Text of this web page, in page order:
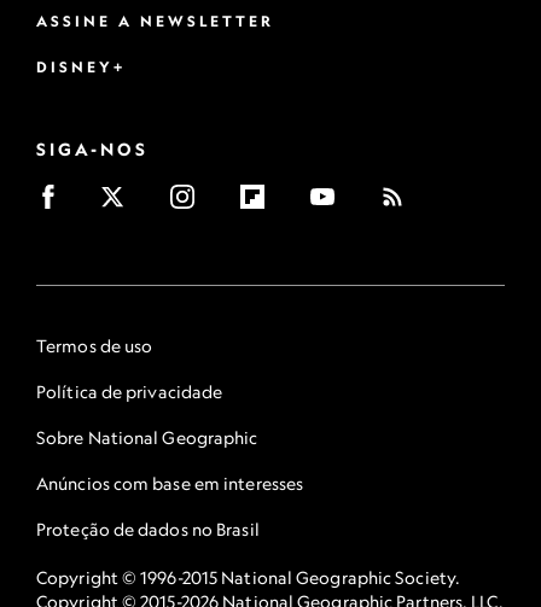
ASSINE A NEWSLETTER
DISNEY+
SIGA-NOS
Termos de uso
Política de privacidade
Sobre National Geographic
Anúncios com base em interesses
Proteção de dados no Brasil
Copyright © 1996-2015 National Geographic Society.
Copyright © 2015-2026 National Geographic Partners, LLC.